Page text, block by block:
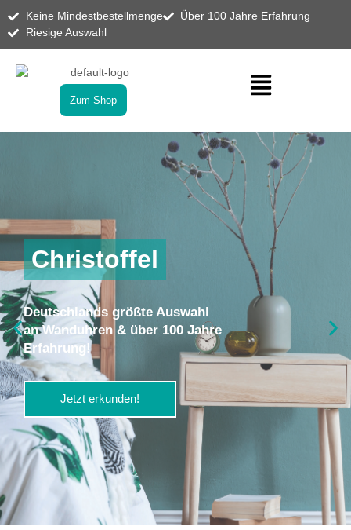
Inhalt
springen
Keine Mindestbestellmenge
Über 100 Jahre Erfahrung
Riesige Auswahl
Zum Shop
Christoffel
Deutschlands größte Auswahl
an Wanduhren & über 100 Jahre
Erfahrung!
Jetzt erkunden!